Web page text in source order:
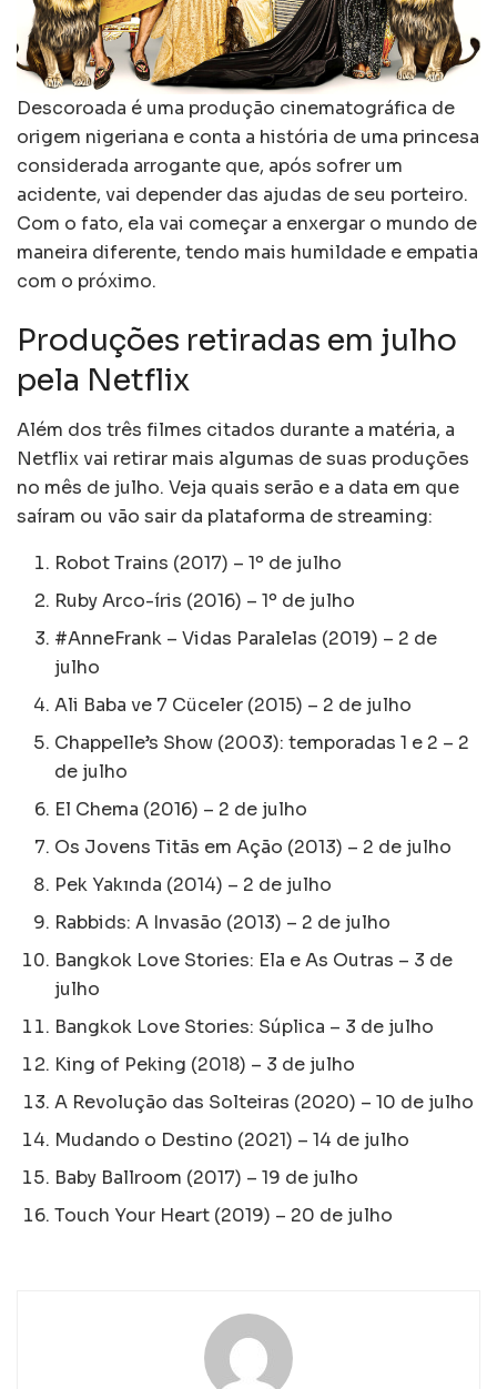
Descoroada é uma produção cinematográfica de
origem nigeriana e conta a história de uma princesa
considerada arrogante que, após sofrer um
acidente, vai depender das ajudas de seu porteiro.
Com o fato, ela vai começar a enxergar o mundo de
maneira diferente, tendo mais humildade e empatia
com o próximo.
Produções retiradas em julho
pela Netflix
Além dos três filmes citados durante a matéria, a
Netflix vai retirar mais algumas de suas produções
no mês de julho. Veja quais serão e a data em que
saíram ou vão sair da plataforma de streaming:
Robot Trains (2017) – 1º de julho
Ruby Arco-íris (2016) – 1º de julho
#AnneFrank – Vidas Paralelas (2019) – 2 de
julho
Ali Baba ve 7 Cüceler (2015) – 2 de julho
Chappelle’s Show (2003): temporadas 1 e 2 – 2
de julho
El Chema (2016) – 2 de julho
Os Jovens Titãs em Ação (2013) – 2 de julho
Pek Yakında (2014) – 2 de julho
Rabbids: A Invasão (2013) – 2 de julho
Bangkok Love Stories: Ela e As Outras – 3 de
julho
Bangkok Love Stories: Súplica – 3 de julho
King of Peking (2018) – 3 de julho
A Revolução das Solteiras (2020) – 10 de julho
Mudando o Destino (2021) – 14 de julho
Baby Ballroom (2017) – 19 de julho
Touch Your Heart (2019) – 20 de julho